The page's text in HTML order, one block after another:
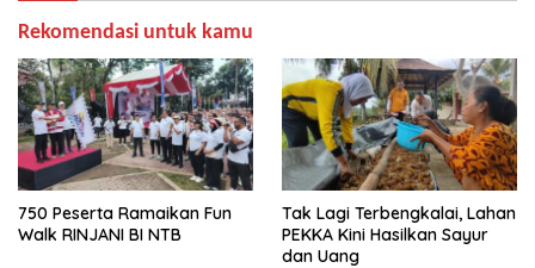
Rekomendasi untuk kamu
750 Peserta Ramaikan Fun
Walk RINJANI BI NTB
Tak Lagi Terbengkalai, Lahan
PEKKA Kini Hasilkan Sayur
dan Uang